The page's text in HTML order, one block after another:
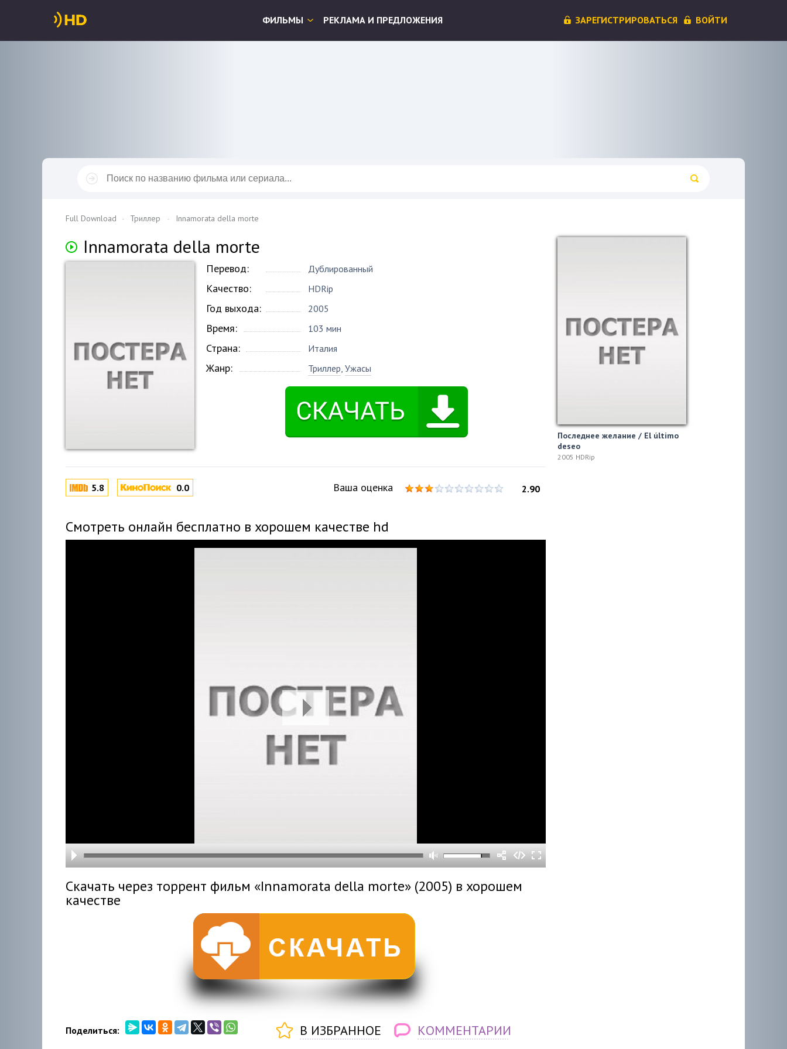
ФИЛЬМЫ РЕКЛАМА И ПРЕДЛОЖЕНИЯ ЗАРЕГИСТРИРОВАТЬСЯ ВОЙТИ
Full Download Триллер Innamorata della morte
Innamorata della morte
Перевод: Дублированный
Качество: HDRip
Год выхода: 2005
Время: 103 мин
Страна: Италия
Жанр: Триллер, Ужасы
5.8 0.0 Ваша оценка 2.90
Смотреть онлайн бесплатно в хорошем качестве hd
Скачать через торрент фильм «Innamorata della morte» (2005) в хорошем
качестве
Поделиться: В ИЗБРАННОЕ КОММЕНТАРИИ
Последнее желание / El último
deseo
2005 HDRip